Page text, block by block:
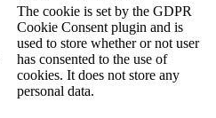
The cookie is set by the GDPR
Cookie Consent plugin and is
used to store whether or not user
has consented to the use of
cookies. It does not store any
personal data.